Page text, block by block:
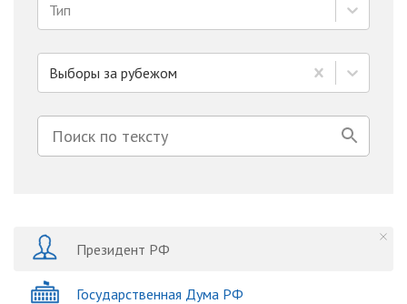
Тип
Выборы за рубежом
Президент РФ
Государственная Дума РФ